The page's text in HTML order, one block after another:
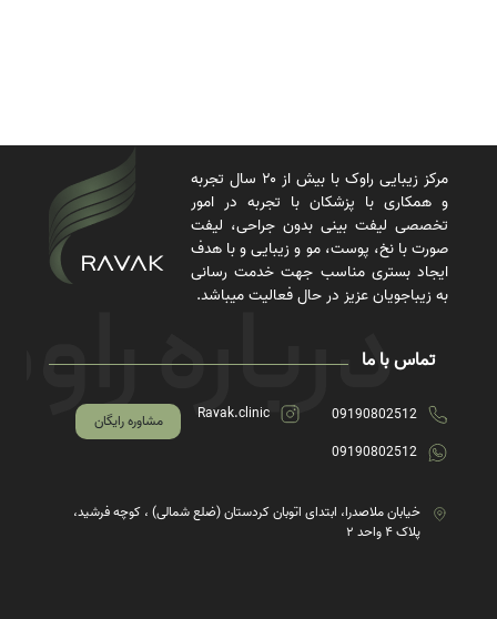
مرکز زیبایی راوک با بیش از ۲۰ سال تجربه
و همکاری با پزشکان با تجربه در امور
تخصصی لیفت بینی بدون جراحی، لیفت
صورت با نخ، پوست، مو و زیبایی و با هدف
ایجاد بستری مناسب جهت خدمت رسانی
به زیباجویان عزیز در حال فعالیت میباشد.
تماس با ما
09190802512
09190802512
Ravak.clinic مشاوره رایگان
خیابان ملاصدرا، ابتدای اتوبان کردستان (ضلع شمالی) ، کوچه فرشید،
پلاک ۴ واحد ۲